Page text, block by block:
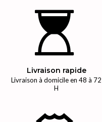
Livraison rapide
Livraison à domicile en 48 à 72
H